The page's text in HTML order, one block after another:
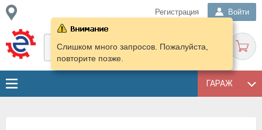
Регистрация Войти
ГАРАЖ
Слишком много запросов. Пожалуйста,
повторите позже.